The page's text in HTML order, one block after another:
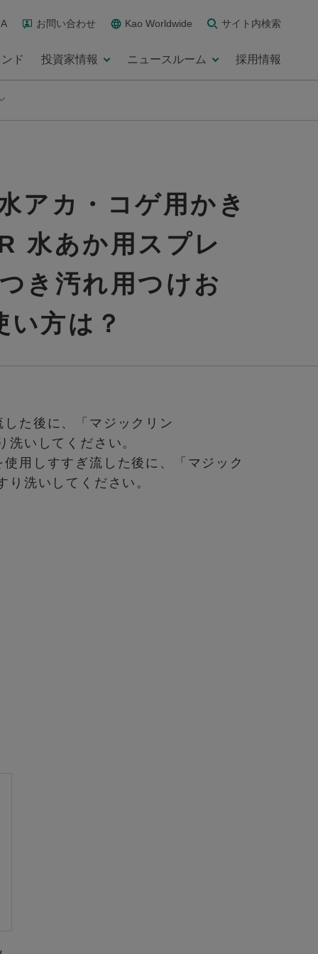
お問い合わせ Kao Worldwide サイト内検索
ド 投資家情報 ニュースルーム 採用情報
アカ・コゲ用かき
水あか用スプレ
き汚れ用つけお
方は？
た後に、「マジックリン
いしてください。
用しすすぎ流した後に、「マジック
洗いしてください。